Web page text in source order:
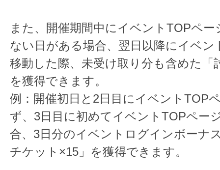
また、開催期間中にイベントTOPペ
ない日がある場合、翌日以降にイベン
移動した際、未受け取り分も含めた「
を獲得できます。
例：開催初日と2日目にイベントTOP
ず、3日目に初めてイベントTOPペー
合、3日分のイベントログインボーナ
チケット×15」を獲得できます。